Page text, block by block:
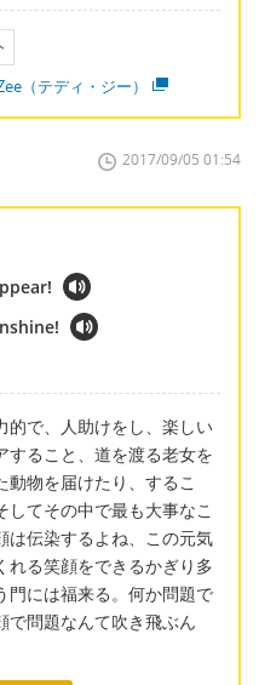
（テディ・ジー）
2017/09/05 01:54
的で、人助けをし、楽しい
すること、道を渡る老女を
物を届けたり、するこ
てその中で最も大事なこ
は伝染するよね、この元気
れる笑顔をできるかぎり多
門には福来る。何か問題で
で問題なんて吹き飛ぶん